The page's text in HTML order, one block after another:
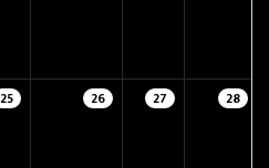
25 26 27 28